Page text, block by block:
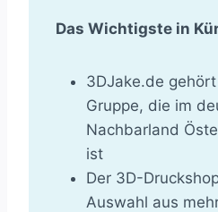
Das Wichtigste in
3DJake.de
Gruppe, die im
Nachbarland
ist
Der 3D-
Auswahl aus